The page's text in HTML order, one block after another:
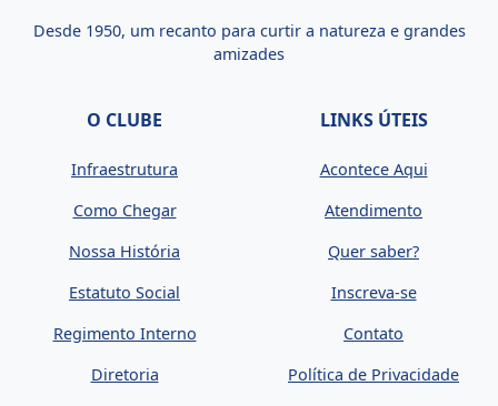
Desde 1950, um recanto para curtir a natureza e grandes
amizades
O CLUBE
Infraestrutura
Como Chegar
Nossa História
Estatuto Social
Regimento Interno
Diretoria
LINKS ÚTEIS
Acontece Aqui
Atendimento
Quer saber?
Inscreva-se
Contato
Política de Privacidade